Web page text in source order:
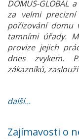
DOMUS-GLOBAL
za velmi
pořizování domu
tamními úřady.
provize jejich
dnes zvykem.
zákazníků,
další...
Zajímavosti o